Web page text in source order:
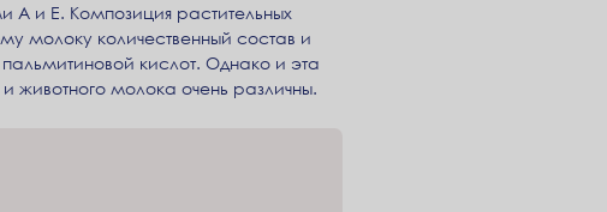
и Е. Композиция растительных
молоку количественный состав и
кислот. Однако и эта
животного молока очень различны.